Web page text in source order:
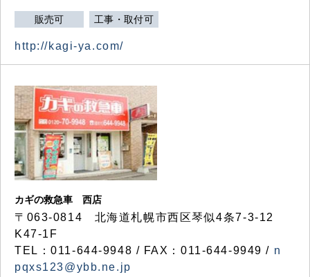
販売可 工事・取付可
http://kagi-ya.com/
カギの救急車 西店
〒063-0814 北海道札幌市西区琴似4条7-3-12
K47-1F
TEL：011-644-9948 / FAX：011-644-9949 / n
pqxs123@ybb.ne.jp